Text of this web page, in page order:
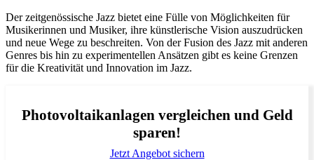
Der zeitgenössische Jazz bietet eine Fülle von Möglichkeiten für
Musikerinnen und Musiker, ihre künstlerische Vision auszudrücken
und neue Wege zu beschreiten. Von der Fusion des Jazz mit anderen
Genres bis hin zu experimentellen Ansätzen gibt es keine Grenzen
für die Kreativität und Innovation im Jazz.
Photovoltaikanlagen vergleichen und Geld
sparen!
Jetzt Angebot sichern